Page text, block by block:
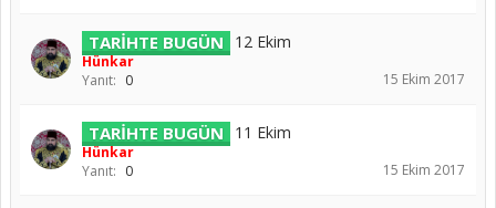
TARİHTE BUGÜN 12 Ekim
Hünkar
Yanıt: 0 15 Ekim 2017
TARİHTE BUGÜN 11 Ekim
Hünkar
Yanıt: 0 15 Ekim 2017